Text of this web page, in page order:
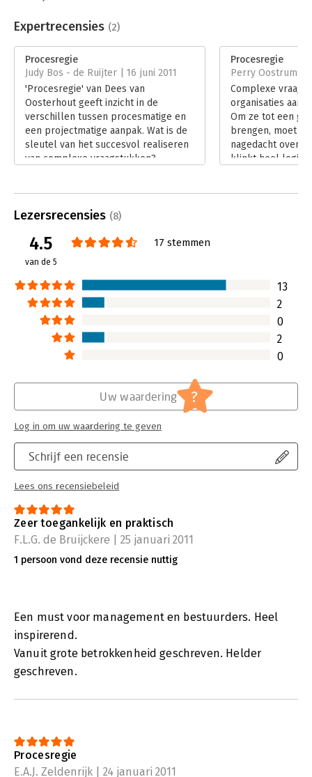
Bestandsformaat:
epub
Uitgever:
Van Duuren Management
Druk:
Verschijningsdatum:
30-5-2011
Hoofdrubriek: Organisatiekunde
Expertrecensies (2)
Procesregie
Judy Bos - de Ruijter | 16 juni 2011
'Procesregie' van Dees van
Oosterhout geeft inzicht in de
verschillen tussen procesmatige en
een projectmatige aanpak. Wat is de
sleutel van het succesvol realiseren
van complexe vraagstukken?
een projectmatige aanpak gestart
rollen van de regisseur, projectleider
en de opdrachtgever worden helder
bij vraagstukken van (semi)
overheidsinstellingen die veelal te
maken hebben met politieke
besluitvorming.
Lees verder
Procesregie
Perry Oostrum |
Complexe
organisaties aan
Om ze tot een
brengen, moet
nagedacht over
klinkt heel
gedragen
partijen zich
voelen.
dat aangepakt
Lees verder
Lezersrecensies (8)
4.5
van de 5
17 stemmen
13
2
0
2
0
Schrijf een recensie
Lees ons recensiebeleid
Uw waardering ?
Log in om uw waardering te geven
Zeer toegankelijk en praktisch
F.L.G. de Bruijckere | 25 januari 2011
1 persoon vond deze recensie nuttig
Een must voor management en bestuurders. Heel
inspirerend.
Vanuit grote betrokkenheid geschreven. Helder
geschreven.
Procesregie
E.A.J. Zeldenrijk | 24 januari 2011